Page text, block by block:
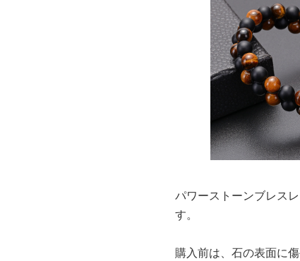
パワーストーンブレスレ
す。
購入前は、石の表面に